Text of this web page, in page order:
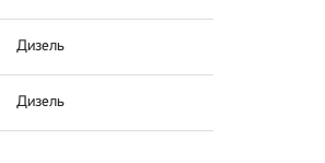
Дизель
Дизель